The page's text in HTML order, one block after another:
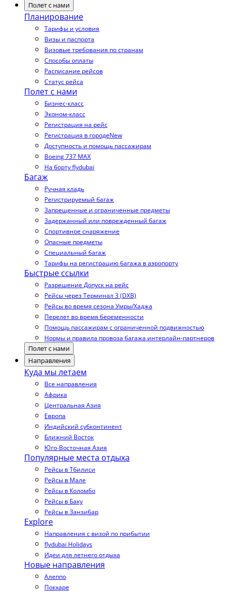
Полет с нами
Планирование
Тарифы и условия
Визы и паспорта
Визовые требования по странам
Способы оплаты
Расписание рейсов
Статус рейса
Полет с нами
Бизнес-класс
Эконом-класс
Регистрация на рейс
Регистрация в городеNew
Доступность и помощь пассажирам
Boeing 737 MAX
На борту flydubai
Багаж
Ручная кладь
Регистрируемый багаж
Запрещенные и ограниченные предметы
Задержанный или поврежденный багаж
Спортивное снаряжение
Опасные предметы
Специальный багаж
Тарифы на регистрацию багажа в аэропорту
Быстрые ссылки
Разрешение Допуск на рейс
Рейсы через Терминал 3 (DXB)
Рейсы во время сезона Умры/Хаджа
Перелет во время беременности
Помощь пассажирам с ограниченной подвижностью
Нормы и правила провоза багажа интерлайн-партнеров
Полет с нами
Направления
Куда мы летаем
Все направления
Африка
Центральная Азия
Европа
Индийский субконтинент
Ближний Восток
Юго-Восточная Азия
Популярные места отдыха
Рейсы в Тбилиси
Рейсы в Мале
Рейсы в Коломбо
Рейсы в Баку
Рейсы в Занзибар
Explore
Направления с визой по прибытии
flydubai Holidays
Идеи для летнего отдыха
Новые направления
Алеппо
Покхаре